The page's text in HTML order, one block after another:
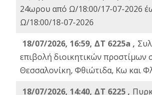
24ωρου από Ω/18:00/17-07-2026
Ω/18:00/18-07-2026
18/07/2026, 16:59, ΔT 6225a ,
επιβολή διοικητικών προστίμων
Θεσσαλονίκη, Φθιώτιδα, Κω και
18/07/2026, 14:40, ΔΤ 6225 ,